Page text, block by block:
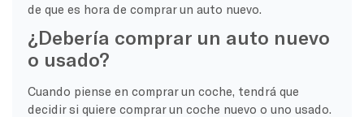
de que es hora de comprar un auto nuevo.
¿Debería comprar un auto nuevo
o usado?
Cuando piense en comprar un coche, tendrá que
decidir si quiere comprar un coche nuevo o uno usado.